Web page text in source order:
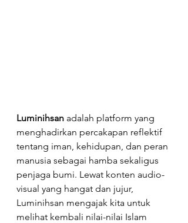
Luminihsan adalah platform yang
menghadirkan percakapan reflektif
tentang iman, kehidupan, dan peran
manusia sebagai hamba sekaligus
penjaga bumi. Lewat konten audio-
visual yang hangat dan jujur,
Luminihsan mengajak kita untuk
melihat kembali nilai-nilai Islam